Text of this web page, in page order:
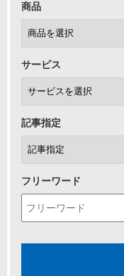
商品
サービス
記事指定
フリーワード